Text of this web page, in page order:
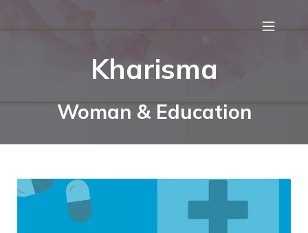
Kharisma
Woman & Education